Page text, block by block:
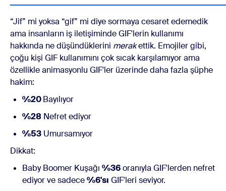
“Jif” mi yoksa “gif” mi diye sormaya cesaret edemedik
ama insanların iş iletişiminde GIF'lerin kullanımı
hakkında ne düşündüklerini merakettik. Emojiler gibi,
çoğu kişi GIF kullanımını çok sıcak karşılamıyor ama
özellikle animasyonlu GIF'ler üzerinde daha fazla şüphe
hakim:
%20Bayılıyor
%28 Nefret ediyor
%53 Umursamıyor
Dikkat:
Baby Boomer Kuşağı %36oranıyla GIF'lerden nefret
ediyor ve sadece%6'sı GIF'leri seviyor.